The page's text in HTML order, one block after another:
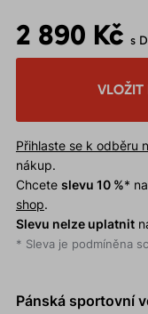
2 890 Kč s
VLOŽIT
Přihlaste se k odběru
nákup.
Chcete slevu 10 %*
shop.
Slevu nelze uplatnit
* Sleva je podmíněna
Pánská sportovní